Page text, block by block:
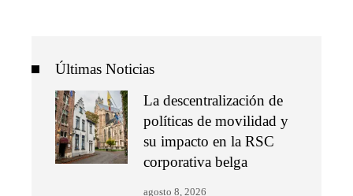
Últimas Noticias
La descentralización de
políticas de movilidad y
su impacto en la RSC
corporativa belga
agosto 8, 2026